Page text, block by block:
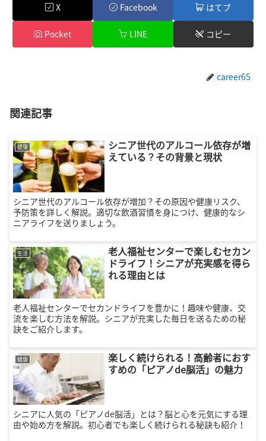
X Facebook はてブ
Pocket LINE コピー
career65
関連記事
健康
シニア世代のアルコール依存が増
えている？その背景と現状
シニア世代のアルコール依存が増加？その原因や健康リスク、
予防策を詳しく解説。適切な飲酒習慣を身につけ、健康的なシ
ニアライフを送りましょう。
生活
老人福祉センターで楽しむセカン
ドライフ！シニアが充実感を得ら
れる理由とは
老人福祉センターでセカンドライフを豊かに！趣味や健康、交
流を楽しむ方法を解説。シニアが充実した毎日を送るための秘
訣をご紹介します。
健康
楽しく続けられる！高齢者におす
すめの「ピアノde脳活」の魅力
シニアに人気の「ピアノde脳活」とは？脳と心を元気にする理
由や始め方を解説。初心者でも楽しく続けられる秘訣も紹介！